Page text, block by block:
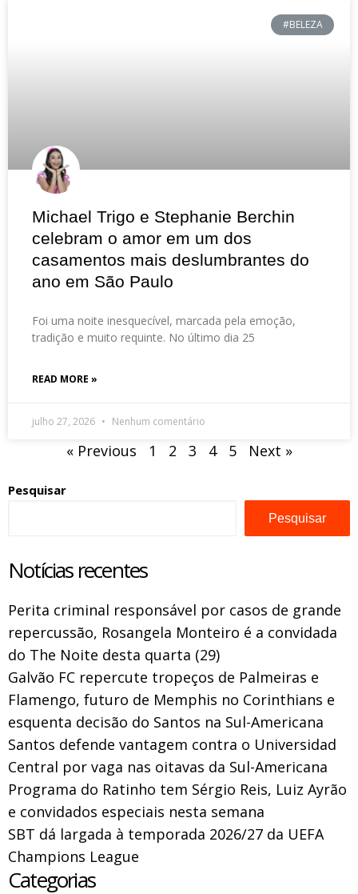
#BELEZA
Michael Trigo e Stephanie Berchin
celebram o amor em um dos
casamentos mais deslumbrantes do
ano em São Paulo
Foi uma noite inesquecível, marcada pela emoção,
tradição e muito requinte. No último dia 25
READ MORE »
julho 27, 2026 Nenhum comentário
« Previous 1 2 3 4 5 Next »
Pesquisar
Pesquisar
Notícias recentes
Perita criminal responsável por casos de grande
repercussão, Rosangela Monteiro é a convidada
do The Noite desta quarta (29)
Galvão FC repercute tropeços de Palmeiras e
Flamengo, futuro de Memphis no Corinthians e
esquenta decisão do Santos na Sul-Americana
Santos defende vantagem contra o Universidad
Central por vaga nas oitavas da Sul-Americana
Programa do Ratinho tem Sérgio Reis, Luiz Ayrão
e convidados especiais nesta semana
SBT dá largada à temporada 2026/27 da UEFA
Champions League
Categorias